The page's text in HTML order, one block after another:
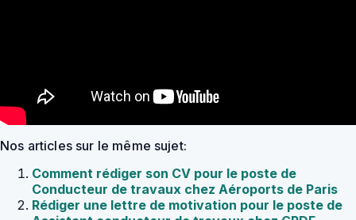
Nos articles sur le même sujet:
Comment rédiger son CV pour le poste de
Conducteur de travaux chez Aéroports de Paris
Rédiger une lettre de motivation pour le poste de